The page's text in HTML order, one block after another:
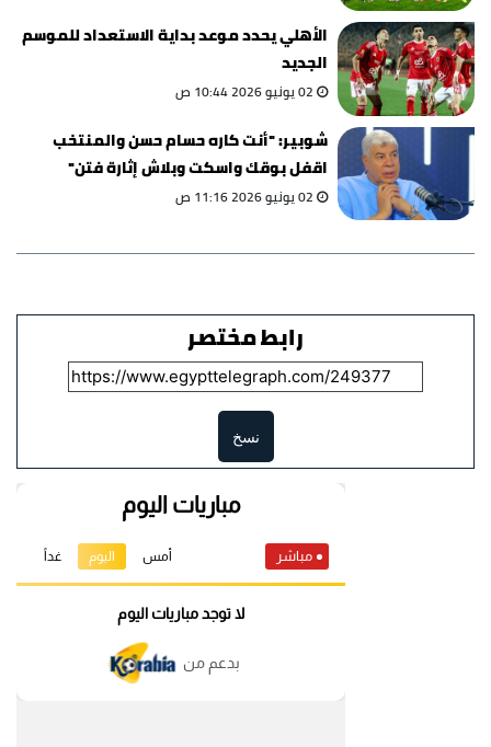
الأهلي يحدد موعد بداية الاستعداد للموسم
الجديد
02 يونيو 2026 10:44 ص
شوبير: "أنت كاره حسام حسن والمنتخب
اقفل بوقك واسكت وبلاش إثارة فتن"
02 يونيو 2026 11:16 ص
رابط مختصر
نسخ